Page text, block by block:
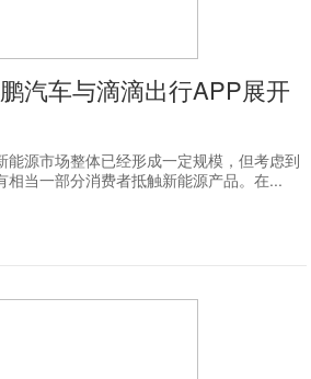
汽车与滴滴出行APP展开
能源市场整体已经形成一定规模，但考虑到
相当一部分消费者抵触新能源产品。在...